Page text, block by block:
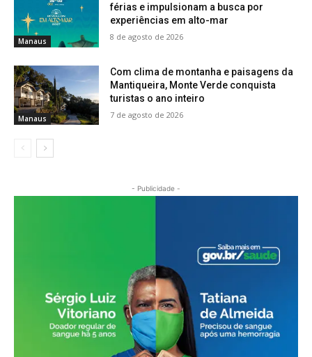
Manaus
férias e impulsionam a busca por
experiências em alto-mar
8 de agosto de 2026
Manaus
Com clima de montanha e paisagens da
Mantiqueira, Monte Verde conquista
turistas o ano inteiro
7 de agosto de 2026
- Publicidade -